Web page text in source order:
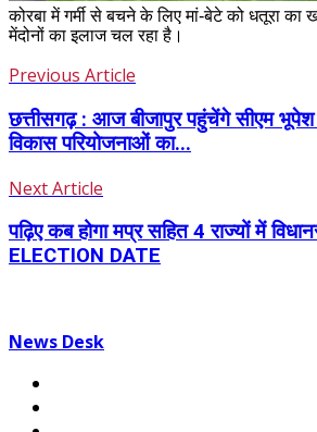
कोरबा में गर्मी से बचने के लिए मां-बेटे को धतूरा का
मेंदोनों का इलाज चल रहा है।
Previous Article
छत्तीसगढ़ : आज बीजापुर पहुंचेंगे सीएम
विकास परियोजनाओं का...
Next Article
पढ़िए कब होगा मप्र सहित 4 राज्यों में
ELECTION DATE
News Desk